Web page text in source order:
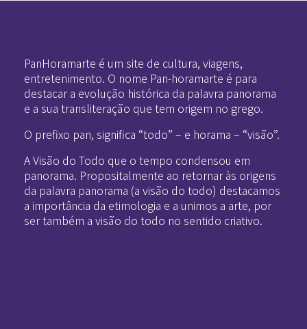
PanHoramarte é um site de cultura, viagens,
entretenimento. O nome Pan-horamarte é para
destacar a evolução histórica da palavra panorama
e a sua transliteração que tem origem no grego.
O prefixo pan, significa “todo” – e horama – “visão”.
A Visão do Todo que o tempo condensou em
panorama. Propositalmente ao retornar às origens
da palavra panorama (a visão do todo) destacamos
a importância da etimologia e a unimos a arte, por
ser também a visão do todo no sentido criativo.